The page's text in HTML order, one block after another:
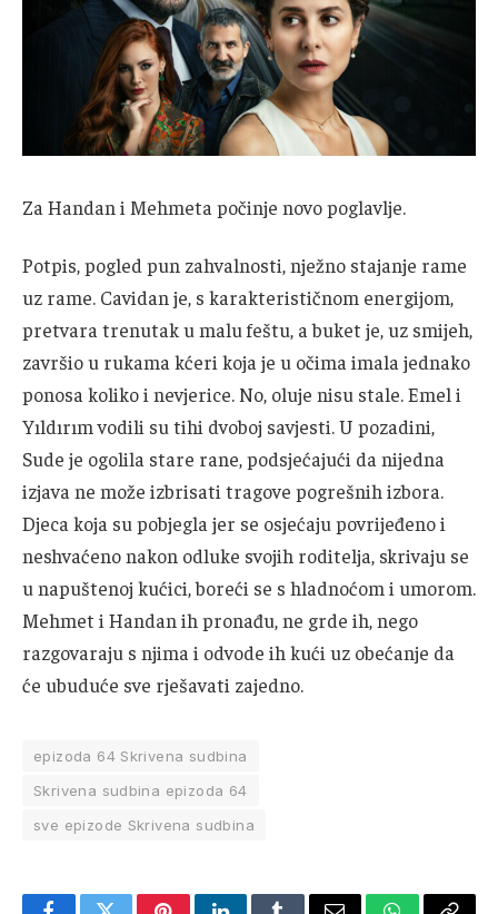
Za Handan i Mehmeta počinje novo poglavlje.
Potpis, pogled pun zahvalnosti, nježno stajanje rame
uz rame. Cavidan je, s karakterističnom energijom,
pretvara trenutak u malu feštu, a buket je, uz smijeh,
završio u rukama kćeri koja je u očima imala jednako
ponosa koliko i nevjerice. No, oluje nisu stale. Emel i
Yıldırım vodili su tihi dvoboj savjesti. U pozadini,
Sude je ogolila stare rane, podsjećajući da nijedna
izjava ne može izbrisati tragove pogrešnih izbora.
Djeca koja su pobjegla jer se osjećaju povrijeđeno i
neshvaćeno nakon odluke svojih roditelja, skrivaju se
u napuštenoj kućici, boreći se s hladnoćom i umorom.
Mehmet i Handan ih pronađu, ne grde ih, nego
razgovaraju s njima i odvode ih kući uz obećanje da
će ubuduće sve rješavati zajedno.
epizoda 64 Skrivena sudbina
Skrivena sudbina epizoda 64
sve epizode Skrivena sudbina